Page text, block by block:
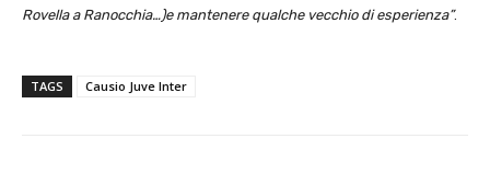
Rovella a Ranocchia…)e mantenere qualche vecchio di esperienza”.
TAGS Causio Juve Inter